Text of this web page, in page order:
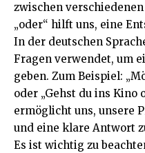
zwischen
„oder“ hilft uns, eine
In der deutschen
Fragen verwendet, um
geben. Zum Beispiel:
oder „Gehst du ins Kino
ermöglicht uns, unsere
und eine klare Antwort
Es ist wichtig zu